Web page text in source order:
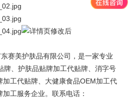
东赛美护肤品有限公司 ，是一家专业
牌、护肤品贴牌加工代贴牌、消字号
加工代贴牌、大健康食品OEM加工代
工服务企业。联系电话：